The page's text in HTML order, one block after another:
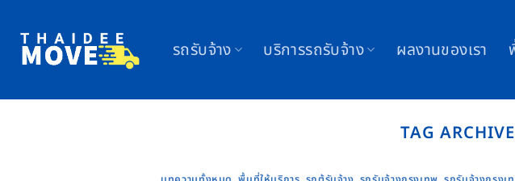
content
รถรับจ้าง บริการรถรับจ้าง ผลงานของเรา
TAG